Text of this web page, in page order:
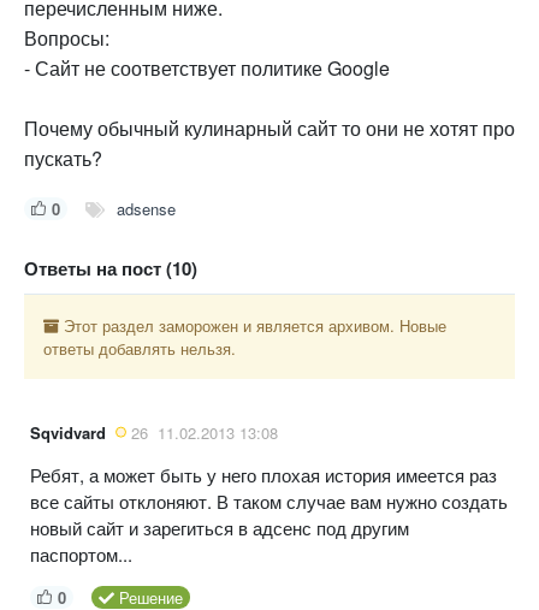
перечисленным ниже.
Вопросы:
- Сайт не соответствует политике Google
Почему обычный кулинарный сайт то они не хотят про
пускать?
0 adsense
Ответы на пост (10)
Этот раздел заморожен и является архивом. Новые
ответы добавлять нельзя.
Sqvidvard 26 11.02.2013 13:08
Ребят, а может быть у него плохая история имеется раз
все сайты отклоняют. В таком случае вам нужно создать
новый сайт и зарегиться в адсенс под другим
паспортом...
0 Решение